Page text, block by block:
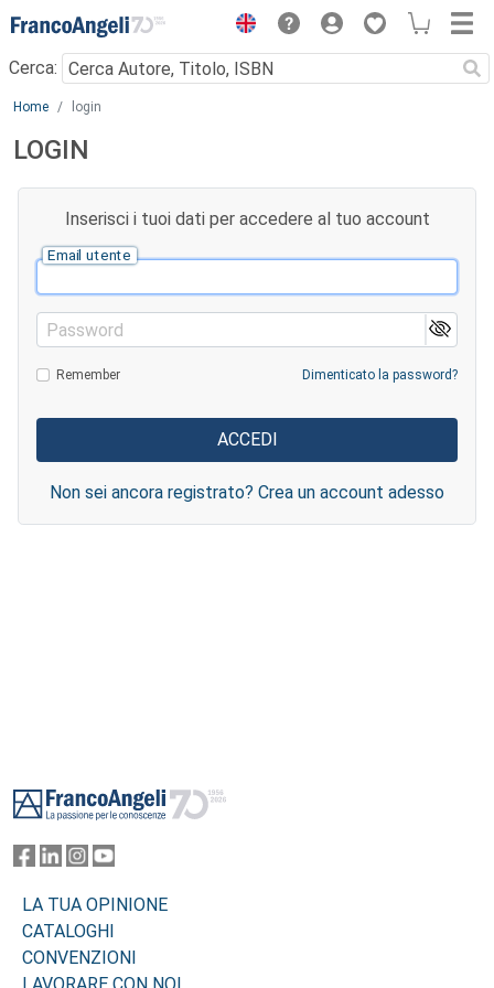
Menu
Cerca:
Main content
Home login
LOGIN
Inserisci i tuoi dati per accedere al tuo account
Email utente
Password
Remember Dimenticato la password?
Non sei ancora registrato? Crea un account adesso
LA TUA OPINIONE
CATALOGHI
CONVENZIONI